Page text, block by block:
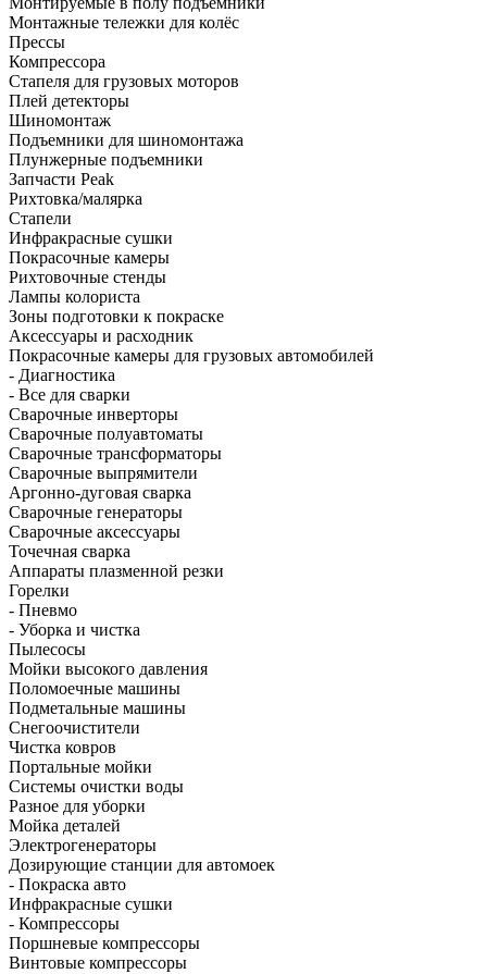
Монтажные тележки для колёс
Прессы
Компрессора
Стапеля для грузовых моторов
Плей детекторы
Шиномонтаж
Подъемники для шиномонтажа
Плунжерные подъемники
Запчасти Peak
Рихтовка/малярка
Стапели
Инфракрасные сушки
Покрасочные камеры
Рихтовочные стенды
Лампы колориста
Зоны подготовки к покраске
Аксессуары и расходник
Покрасочные камеры для грузовых автомобилей
- Диагностика
- Все для сварки
Сварочные инверторы
Сварочные полуавтоматы
Сварочные трансформаторы
Сварочные выпрямители
Аргонно-дуговая сварка
Сварочные генераторы
Сварочные аксессуары
Точечная сварка
Аппараты плазменной резки
Горелки
- Пневмо
- Уборка и чистка
Пылесосы
Мойки высокого давления
Поломоечные машины
Подметальные машины
Снегоочистители
Чистка ковров
Портальные мойки
Системы очистки воды
Разное для уборки
Мойка деталей
Электрогенераторы
Дозирующие станции для автомоек
- Покраска авто
Инфракрасные сушки
- Компрессоры
Поршневые компрессоры
Винтовые компрессоры